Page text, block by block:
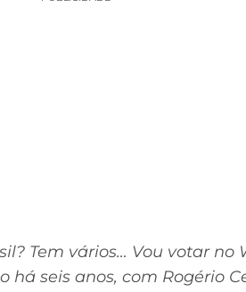
Tem vários… Vou votar no
seis anos, com Rogério